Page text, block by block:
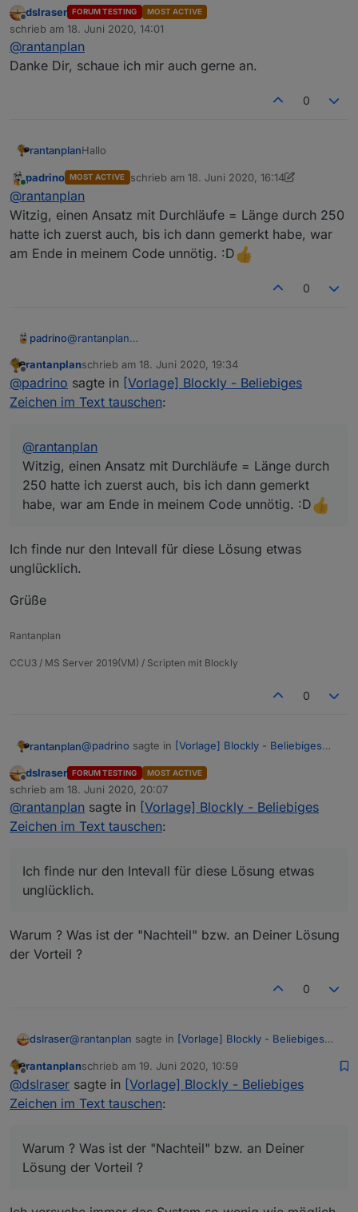
Probiert es doch mal so.
Da ich kein ALEXA habe, kann ich nicht überprüfen
welche Variante bessere Ergebnisse liefert.
Spoiler
Offline
dslraser FORUM TESTING MOST ACTIVE
schrieb am 18. Juni 2020, 14:01
zuletzt editiert von
@rantanplan
Danke Dir, schaue ich mir auch gerne an.
0
rantanplanHallo
Probiert es doch mal so.
Da ich kein ALEXA habe, kann ich nicht überprüfen
welche Variante bessere Ergebnisse liefert.
Spoiler
Online
padrino MOST ACTIVE schrieb am 18. Juni 2020, 16:14
zuletzt editiert von padrino
@rantanplan
Witzig, einen Ansatz mit Durchläufe = Länge durch 250
hatte ich zuerst auch, bis ich dann gemerkt habe, war
am Ende in meinem Code unnötig. :D
0
padrino@rantanplan
250 hatte ich zuerst auch, bis ich dann gemerkt habe,
war am Ende in meinem Code unnötig. :D
Offline
rantanplanschrieb am 18. Juni 2020, 19:34
zuletzt editiert von
@padrino sagte in [Vorlage] Blockly - Beliebiges
Zeichen im Text tauschen:
@rantanplan
Witzig, einen Ansatz mit Durchläufe = Länge durch
250 hatte ich zuerst auch, bis ich dann gemerkt
habe, war am Ende in meinem Code unnötig. :D
Ich finde nur den Intevall für diese Lösung etwas
unglücklich.
Grüße
Rantanplan
CCU3 / MS Server 2019(VM) / Scripten mit Blockly
0
rantanplan@padrino sagte in [Vorlage] Blockly - Beliebiges
@ rantanplan
Witzig, einen Ansatz mit Durchläufe = Länge
durch 250 hatte ich zuerst auch, bis ich dann
gemerkt habe, war am Ende in meinem Code
Ich finde nur den Intevall für diese Lösung etwas
unglücklich.
Offline
dslraser FORUM TESTING MOST ACTIVE
schrieb am 18. Juni 2020, 20:07
zuletzt editiert von
@rantanplan sagte in [Vorlage] Blockly - Beliebiges
Zeichen im Text tauschen:
Ich finde nur den Intevall für diese Lösung etwas
unglücklich.
Warum ? Was ist der "Nachteil" bzw. an Deiner Lösung
der Vorteil ?
0
dslraser@rantanplan sagte in [Vorlage] Blockly - Beliebiges
Ich finde nur den Intevall für diese Lösung etwas
unglücklich.
Warum ? Was ist der "Nachteil" bzw. an Deiner Lösung
Offline
rantanplanschrieb am 19. Juni 2020, 10:59
zuletzt editiert von
@dslraser sagte in [Vorlage] Blockly - Beliebiges
Zeichen im Text tauschen:
Warum ? Was ist der "Nachteil" bzw. an Deiner
Lösung der Vorteil ?